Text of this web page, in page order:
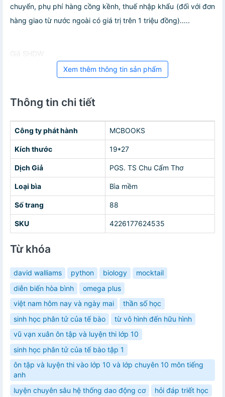
chuyển, phụ phí hàng cồng kềnh, thuế nhập khẩu (đối với đơn
hàng giao từ nước ngoài có giá trị trên 1 triệu đồng).....
Giá SHDW
Xem thêm thông tin sản phẩm
Thông tin chi tiết
Công ty phát hành MCBOOKS
Kích thước 19*27
Dịch Giả PGS. TS Chu Cẩm Thơ
Loại bìa Bìa mềm
Số trang 88
SKU 4226177624535
Từ khóa
david walliams python biology
mocktail
diễn biến hòa bình
omega plus
việt nam hôm nay và ngày mai
thần số học
sinh học phân tử của tế bào
từ vô hình đến hữu hình
vũ vạn xuân ôn tập và luyện thi lớp 10
sinh học phân tử của tế bào tập 1
ôn tập và luyện thi vào lớp 10 và lớp chuyên 10 môn tiếng
anh
luyện chuyên sâu hệ thống dao động cơ
hỏi đáp triết học